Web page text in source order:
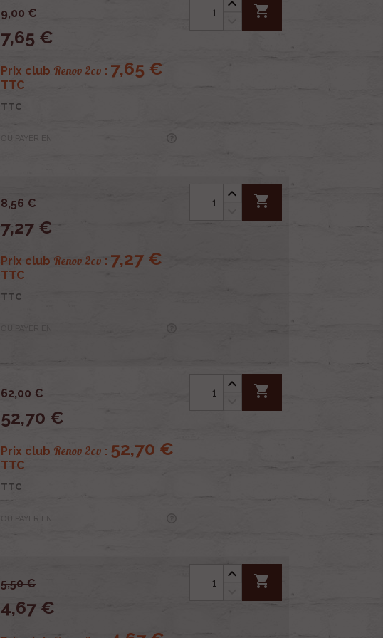
9,00 €
7,65 €
Prix club Renov 2cv : 7,65 €
TTC
TTC
OU PAYER EN
shopping_cart
8,56 €
7,27 €
Prix club Renov 2cv : 7,27 €
TTC
TTC
shopping_cart
62,00 €
52,70 €
Prix club Renov 2cv : 52,70 €
TTC
TTC
OU PAYER EN
shopping_cart
5,50 €
4,67 €
shopping_cart